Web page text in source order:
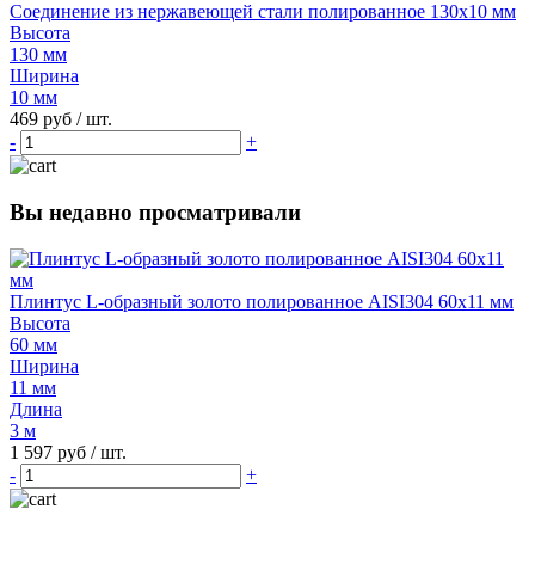
Соединение из нержавеющей стали полированное 130х10 мм
Высота
130 мм
Ширина
10 мм
469 руб / шт.
-
+
Вы недавно просматривали
Плинтус L-образный золото полированное AISI304 60х11 мм
Высота
60 мм
Ширина
11 мм
Длина
3 м
1 597 руб / шт.
-
+